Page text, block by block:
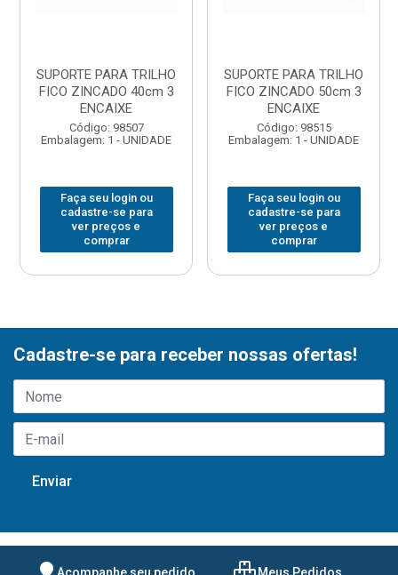
SUPORTE PARA TRILHO
FICO ZINCADO 40cm 3
ENCAIXE
Código: 98507
Embalagem: 1 - UNIDADE
Faça seu login ou
cadastre-se para
ver preços e
comprar
SUPORTE PARA TRILHO
FICO ZINCADO 50cm 3
ENCAIXE
Código: 98515
Embalagem: 1 - UNIDADE
Faça seu login ou
cadastre-se para
ver preços e
comprar
Cadastre-se para receber nossas ofertas!